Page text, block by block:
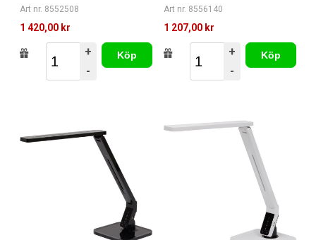
Art nr. 8552508
1 420,00 kr
+
-
Köp
Art nr. 8556140
1 207,00 kr
+
-
Köp